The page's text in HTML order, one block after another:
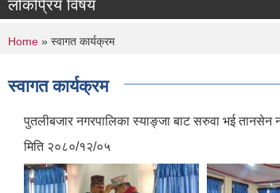
लोकप्रिय विषय
You are here
Home » स्वागत कार्यक्रम
स्वागत कार्यक्रम
पुतलीबजार नगरपालिका स्याङ्जा बाट सरुवा भई तानसेन
मिति २०८०/१२/०५